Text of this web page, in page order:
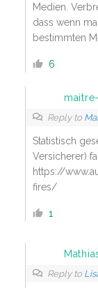
Medien.
dass wenn
bestimmten
6
Reply to
Statistisch
Versicherer)
https://
fires/
1
Reply to